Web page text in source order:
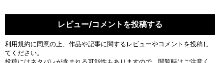
レビュー/コメントを投稿する
利用規約に同意の上、作品や記事に関するレビューやコメントを投稿し
てください。
投稿にはネタバレが含まれる可能性もありますので、閲覧時はご注意く